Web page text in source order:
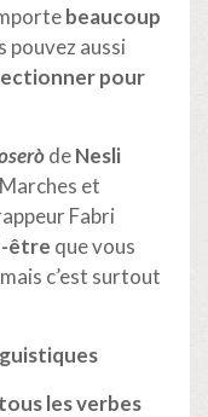
beaucoup
pouvez aussi
pour
deNesli
et
Fabri
être que vous
c’est surtout
les verbes